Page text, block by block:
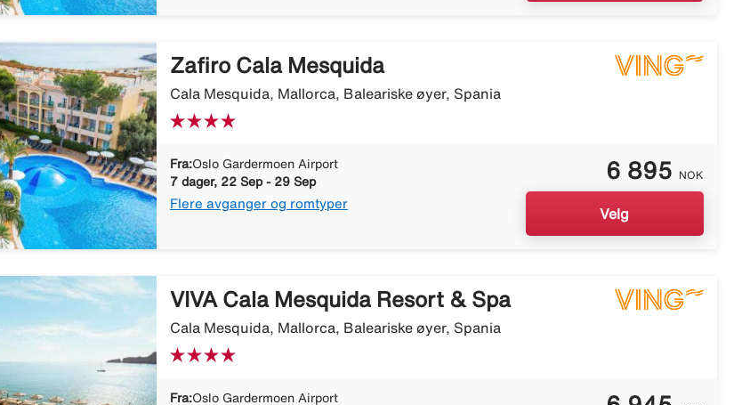
Zafiro Cala Mesquida
Cala Mesquida, Mallorca, Baleariske øyer, Spania
Fra:Oslo Gardermoen Airport
7 dager, 22 Sep - 29 Sep
Flere avganger og romtyper
6 895 NOK
Velg
VIVA Cala Mesquida Resort & Spa
Cala Mesquida, Mallorca, Baleariske øyer, Spania
Fra:Oslo Gardermoen Airport